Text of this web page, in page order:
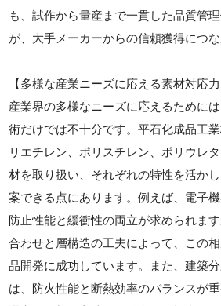
も、試作から量産まで一貫した品質管
が、大手メーカーからの信頼獲得につな
【多様な産業ニーズに応える素材対応力
産業界の多様なニーズに応えるために
術だけでは不十分です。平石化成品工
リエチレン、ポリスチレン、ポリウレ
材を取り扱い、それぞれの特性を活か
案できる点にあります。例えば、電子
防止性能と緩衝性の両立が求められま
合わせと層構造の工夫によって、この
品開発に成功しています。また、建築
は、防火性能と断熱効率のバランスが